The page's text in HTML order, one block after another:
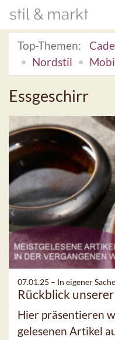
Top-Themen:
Nordstil
Essgeschirr
07.01.25 – In eigener Sache
Rückblick
Hier präsentieren
gelesenen Artikel